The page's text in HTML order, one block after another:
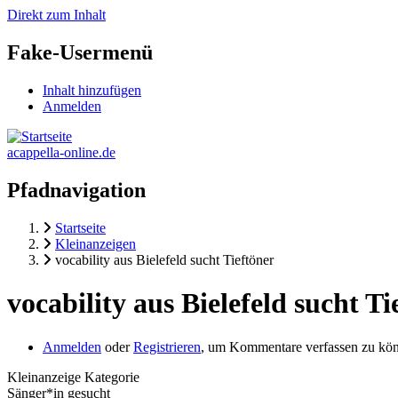
Direkt zum Inhalt
Fake-Usermenü
Inhalt hinzufügen
Anmelden
acappella-online.de
Pfadnavigation
Startseite
Kleinanzeigen
vocability aus Bielefeld sucht Tieftöner
vocability aus Bielefeld sucht
Anmelden oderRegistrieren, um Kommentare verfassen zu
Kleinanzeige Kategorie
Sänger*in gesucht